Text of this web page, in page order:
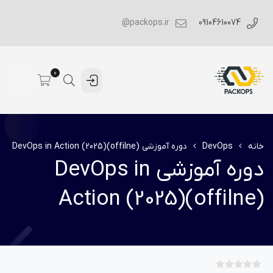
0
خانه DevOps دوره آموزشی DevOps in Action (2025)(offilne)
دوره آموزشی DevOps in
Action (2025)(offilne)